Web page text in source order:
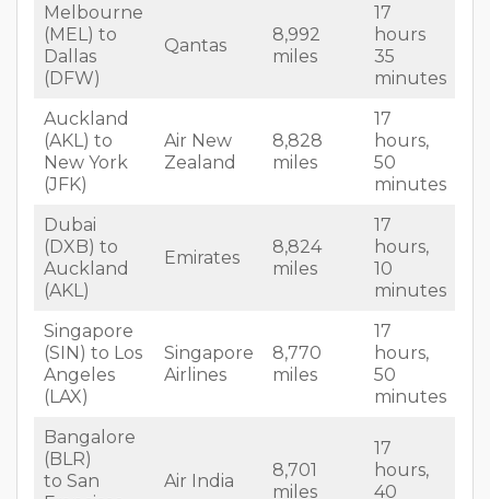
Melbourne
(MEL) to
Dallas
(DFW)
Qantas
8,992
miles
17
hours
35
minutes
Auckland
(AKL) to
New York
(JFK)
Air New
Zealand
8,828
miles
17
hours,
50
minutes
Dubai
(DXB) to
Auckland
(AKL)
Emirates
8,824
miles
17
hours,
10
minutes
Singapore
(SIN) to Los
Angeles
(LAX)
Singapore
Airlines
8,770
miles
17
hours,
50
minutes
Bangalore
(BLR)
to San
Air India
8,701
miles
17
hours,
40